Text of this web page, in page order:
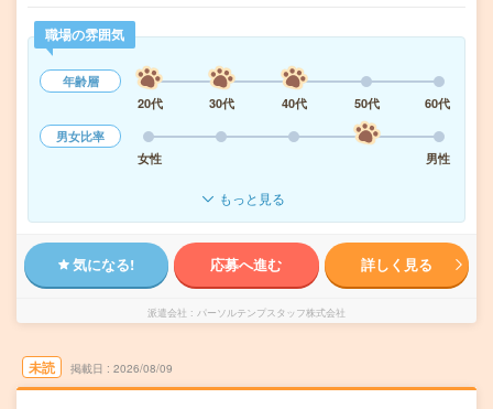
職場の雰囲気
年齢層
20代
30代 40代 50代
60代
男女比率
女性
男性
もっと見る
気になる! 応募へ進む 詳しく見る
派遣会社 パーソルテンプスタッフ株式会社
未読 掲載日 2026/08/09